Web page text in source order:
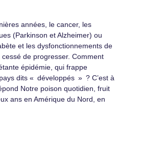
années, le cancer, les
(Parkinson et Alzheimer) ou
et les dysfonctionnements de
cessé de progresser. Comment
épidémie, qui frappe
dits « développés » ? C’est à
Notre poison quotidien, fruit
ans en Amérique du Nord, en